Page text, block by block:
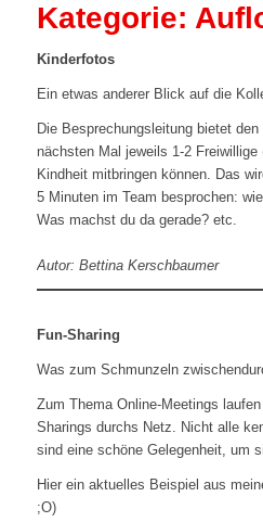
Kategorie:
Kinderfotos
Ein etwas anderer Blick auf die
Die Besprechungsleitung bietet
nächsten Mal jeweils 1-2
Kindheit mitbringen können. Das
5 Minuten im Team besprochen:
Was machst du da gerade? etc.
Autor: Bettina Kerschbaumer
Fun-Sharing
Was zum Schmunzeln
Zum Thema Online-Meetings
Sharings durchs Netz. Nicht alle
sind eine schöne Gelegenheit, um
Hier ein aktuelles Beispiel aus
;O)